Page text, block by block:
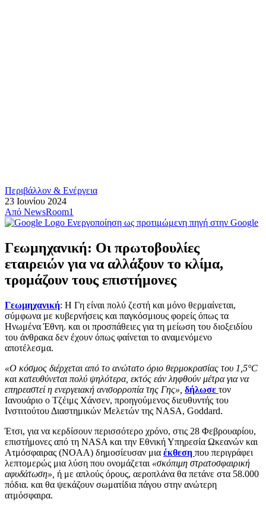
Περιβάλλον & Ενέργεια
23 Ιουνίου 2024
Από NewsRoom1
Ενεργοποίηση ως προτιμώμενη πηγή στην Google
Γεωμηχανική: Οι πρωτοβουλίες
εταιρειών για να αλλάξουν το κλίμα,
τρομάζουν τους επιστήμονες
Γεωμηχανική: Η Γη είναι πολύ ζεστή και μόνο θερμαίνεται,
σύμφωνα με κυβερνήσεις και παγκόσμιους φορείς όπως τα
Ηνωμένα Έθνη. και οι προσπάθειες για τη μείωση του διοξειδίου
του άνθρακα δεν έχουν όπως φαίνεται το αναμενόμενο
αποτέλεσμα.
«Ο κόσμος διέρχεται από το ανώτατο όριο θερμοκρασίας του 1,5°C
και κατευθύνεται πολύ ψηλότερα, εκτός εάν ληφθούν μέτρα για να
επηρεαστεί η ενεργειακή ανισορροπία της Γης», δήλωσε τον
Ιανουάριο ο Τζέιμς Χάνσεν, προηγούμενος διευθυντής του
Ινστιτούτου Διαστημικών Μελετών της NASA, Goddard.
Έτσι, για να κερδίσουν περισσότερο χρόνο, στις 28 Φεβρουαρίου,
επιστήμονες από τη NASA και την Εθνική Υπηρεσία Ωκεανών και
Ατμόσφαιρας (NOAA) δημοσίευσαν μια έκθεση που περιγράφει
λεπτομερώς μια λύση που ονομάζεται «σκόπιμη στρατοσφαιρική
αφυδάτωση», ή με απλούς όρους, αεροπλάνα θα πετάνε στα 58.000
πόδια. και θα ψεκάζουν σωματίδια πάγου στην ανώτερη
ατμόσφαιρα.